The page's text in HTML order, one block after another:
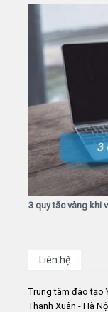
3 quy tắc vàng khi
Liên hệ
Trung tâm đào tạo
Thanh Xuân - Hà